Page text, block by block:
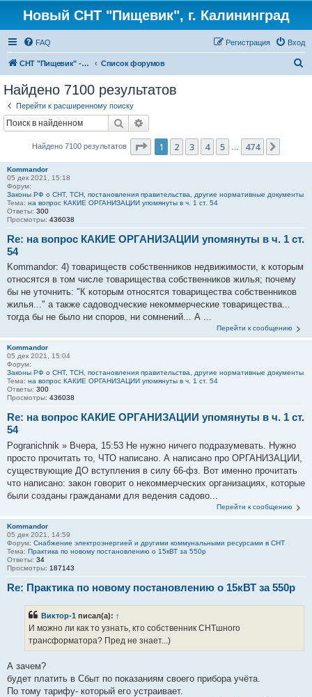
Новый СНТ "Пищевик", г. Калининград
FAQ Вход
Регистрация
СНТ "Пищевик" - возвращение на Главную страницу Список форумов
Найдено 7100 результатов
Перейти к расширенному поиску
Поиск
Найдено 7100 результатов Страница из 474
1 2 3 4 5 474
Kommandor
05 дек 2021, 15:18
Форум:
Законы РФ о СНТ, ТСН, постановления правительства, другие нормативные документы
Тема: на вопрос КАКИЕ ОРГАНИЗАЦИИ упомянуты в ч. 1 ст. 54
Ответы: 300
Просмотры: 436038
Re: на вопрос КАКИЕ ОРГАНИЗАЦИИ упомянуты в ч. 1 ст.
54
Kommandor: 4) товариществ собственников недвижимости, к которым
относятся в том числе товарищества собственников жилья; почему
бы не уточнить: "К которым относятся товарищества собственников
жилья..." а также садоводческие некоммерческие товарищества...
тогда бы не было ни споров, ни сомнений... А ...
Перейти к сообщению
Kommandor
05 дек 2021, 15:04
Форум:
Законы РФ о СНТ, ТСН, постановления правительства, другие нормативные документы
Тема: на вопрос КАКИЕ ОРГАНИЗАЦИИ упомянуты в ч. 1 ст. 54
Ответы: 300
Просмотры: 436038
Re: на вопрос КАКИЕ ОРГАНИЗАЦИИ упомянуты в ч. 1 ст.
54
Pogranichnik » Вчера, 15:53 Не нужно ничего подразумевать. Нужно
просто прочитать то, ЧТО написано. А написано про ОРГАНИЗАЦИИ,
существующие ДО вступления в силу 66-фз. Вот именно прочитать
что написано: закон говорит о некоммерческих организациях, которые
были созданы гражданами для ведения садово...
Перейти к сообщению
Kommandor
05 дек 2021, 14:59
Форум: Снабжение электроэнергией и другими коммунальными ресурсами в СНТ
Тема: Практика по новому постановлению о 15кВТ за 550р
Ответы: 34
Просмотры: 187143
Re: Практика по новому постановлению о 15кВТ за 550р
Виктор-1 писал(а): ↑
И можно ли как то узнать, кто собственник СНТшного
трансформатора? Пред не знает...)
А зачем?
будет платить в Сбыт по показаниям своего прибора учёта.
По тому тарифу- который его устраивает.